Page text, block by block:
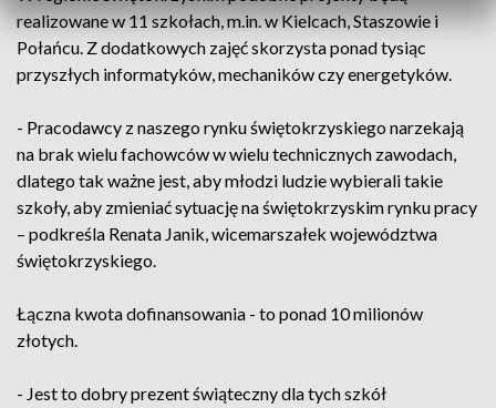
realizowane w 11 szkołach, m.in. w Kielcach, Staszowie i
Połańcu. Z dodatkowych zajęć skorzysta ponad tysiąc
przyszłych informatyków, mechaników czy energetyków.
- Pracodawcy z naszego rynku świętokrzyskiego narzekają
na brak wielu fachowców w wielu technicznych zawodach,
dlatego tak ważne jest, aby młodzi ludzie wybierali takie
szkoły, aby zmieniać sytuację na świętokrzyskim rynku pracy
– podkreśla Renata Janik, wicemarszałek województwa
świętokrzyskiego.
Łączna kwota dofinansowania - to ponad 10 milionów
złotych.
- Jest to dobry prezent świąteczny dla tych szkół